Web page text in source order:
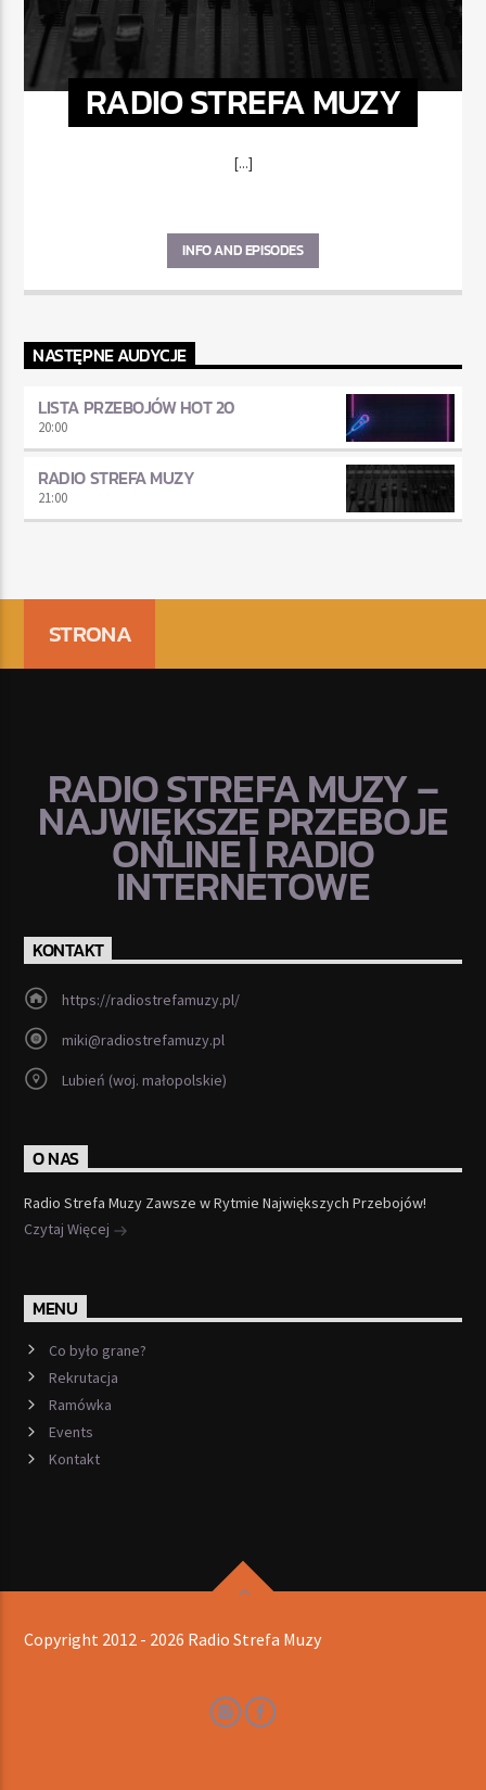
RADIO STREFA MUZY
[...]
INFO AND EPISODES
NASTĘPNE AUDYCJE
LISTA PRZEBOJÓW HOT 20
20:00
RADIO STREFA MUZY
21:00
STRONA
RADIO STREFA MUZY –
NAJWIĘKSZE PRZEBOJE
ONLINE | RADIO
INTERNETOWE
KONTAKT
https://radiostrefamuzy.pl/
miki@radiostrefamuzy.pl
Lubień (woj. małopolskie)
O NAS
Radio Strefa Muzy Zawsze w Rytmie Największych Przebojów!
Czytaj Więcej
MENU
Co było grane?
Rekrutacja
Ramówka
Events
Kontakt
Copyright 2012 - 2026 Radio Strefa Muzy